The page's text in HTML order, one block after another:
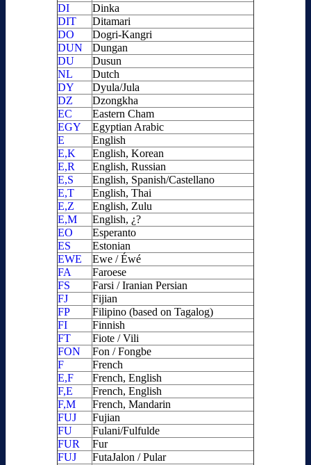
DI
Dinka
DIT
Ditamari
DO
Dogri-Kangri
DUN
Dungan
DU
Dusun
NL
Dutch
DY
Dyula/Jula
DZ
Dzongkha
EC
Eastern Cham
EGY
Egyptian Arabic
E
English
E,K
English, Korean
E,R
English, Russian
E,S
English, Spanish/Castellano
E,T
English, Thai
E,Z
English, Zulu
E,M
English, ¿?
EO
Esperanto
ES
Estonian
EWE
Ewe / Éwé
FA
Faroese
FS
Farsi / Iranian Persian
FJ
Fijian
FP
Filipino (based on Tagalog)
FI
Finnish
FT
Fiote / Vili
FON
Fon / Fongbe
F
French
E,F
French, English
F,E
French, English
F,M
French, Mandarin
FUJ
Fujian
FU
Fulani/Fulfulde
FUR
Fur
FUJ
FutaJalon / Pular